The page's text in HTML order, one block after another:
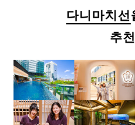
다니마치선
추